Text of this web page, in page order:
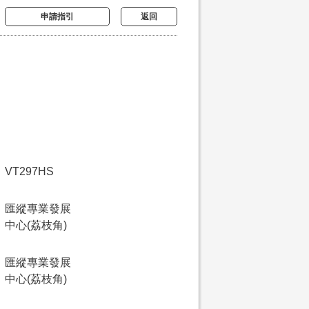
申請指引 返回
VT297HS
匯縱專業發展
中心(荔枝角)
匯縱專業發展
中心(荔枝角)